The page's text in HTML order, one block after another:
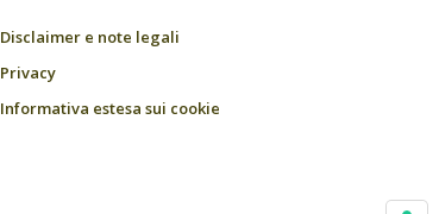
Disclaimer e note legali
Privacy
Informativa estesa sui cookie